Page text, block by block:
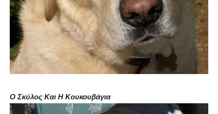
Ο Σκύλος Και Η Κουκουβάγια